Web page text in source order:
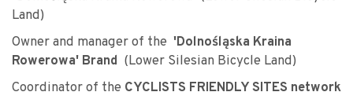
Land)
Owner and manager of the 'Dolnośląska Kraina
Rowerowa' Brand (Lower Silesian Bicycle Land)
Coordinator of the CYCLISTS FRIENDLY SITES network